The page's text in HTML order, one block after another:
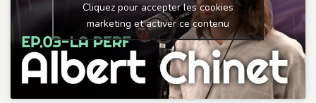
Cliquez pour accepter les cookies
marketing et activer ce contenu